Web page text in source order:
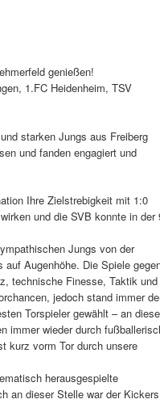
genießen!
1.FC Heidenheim, TSV
starken Jungs aus Freiberg
und fanden engagiert und
Ihre Zielstrebigkeit mit 1:0
und die SVB konnte in der
Jungs von der
Augenhöhe. Die Spiele
technische Finesse, Taktik und
jedoch stand immer
Torspieler gewählt – an
immer wieder durch
kurz vorm Tor durch unsere
herausgespielte
an dieser Stelle war der Kickers